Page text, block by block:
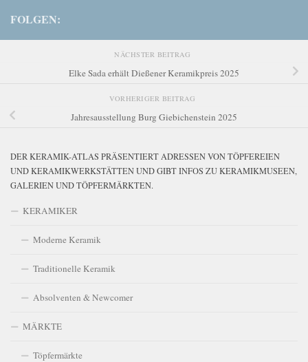
FOLGEN:
NÄCHSTER BEITRAG
Elke Sada erhält Dießener Keramikpreis 2025
VORHERIGER BEITRAG
Jahresausstellung Burg Giebichenstein 2025
DER KERAMIK-ATLAS PRÄSENTIERT ADRESSEN VON TÖPFEREIEN
UND KERAMIKWERKSTÄTTEN UND GIBT INFOS ZU KERAMIKMUSEEN,
GALERIEN UND TÖPFERMÄRKTEN.
KERAMIKER
Moderne Keramik
Traditionelle Keramik
Absolventen & Newcomer
MÄRKTE
Töpfermärkte